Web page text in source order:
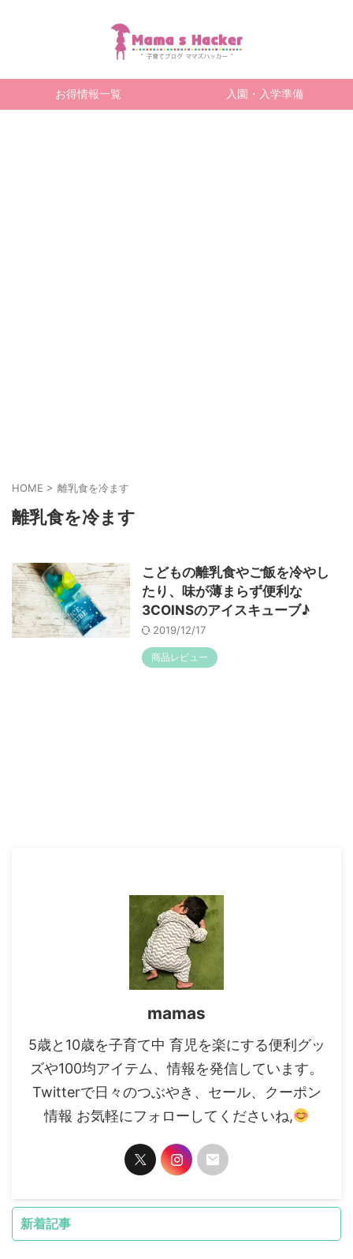
お得情報一覧 入園・入学準備
HOME > 離乳食を冷ます
離乳食を冷ます
こどもの離乳食やご飯を冷やし
たり、味が薄まらず便利な
3COINSのアイスキューブ♪
2019/12/17
商品レビュー
mamas
5歳と10歳を子育て中 育児を楽にする便利グッ
ズや100均アイテム、情報を発信しています。
Twitterで日々のつぶやき、セール、クーポン
情報 お気軽にフォローしてくださいね,
新着記事